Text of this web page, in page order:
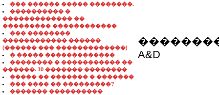
��� ������ ����� ��������.
���������� �
������������� ��
��������� ������������
��� ��������
������������ ������
(������ ��� �������������)
� ����� �������������
�������� � ����������� ��
������. 10 ������� ��������
����� �� ������� � �������
��� ���� �� ���������?
������� ����������
A&D